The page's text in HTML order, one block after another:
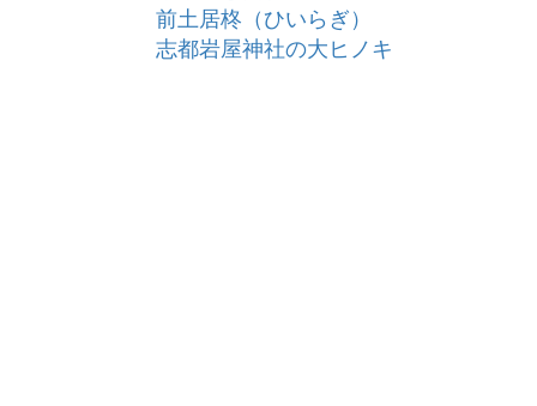
前土居柊（ひいらぎ）
志都岩屋神社の大ヒノキ